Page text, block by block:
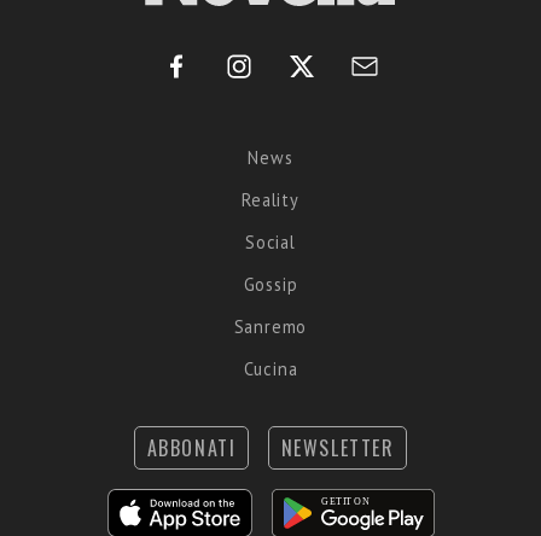
News
Reality
Social
Gossip
Sanremo
Cucina
ABBONATI NEWSLETTER